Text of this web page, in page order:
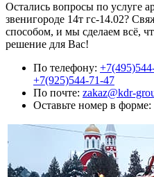
Остались вопросы по услуге
звенигороде 14т гс-14.02?
способом, и мы сделаем всё,
решение для Вас!
По телефону:
+7(925)544-71-47
По почте: zakaz@kdr-
Оставьте номер в форме: